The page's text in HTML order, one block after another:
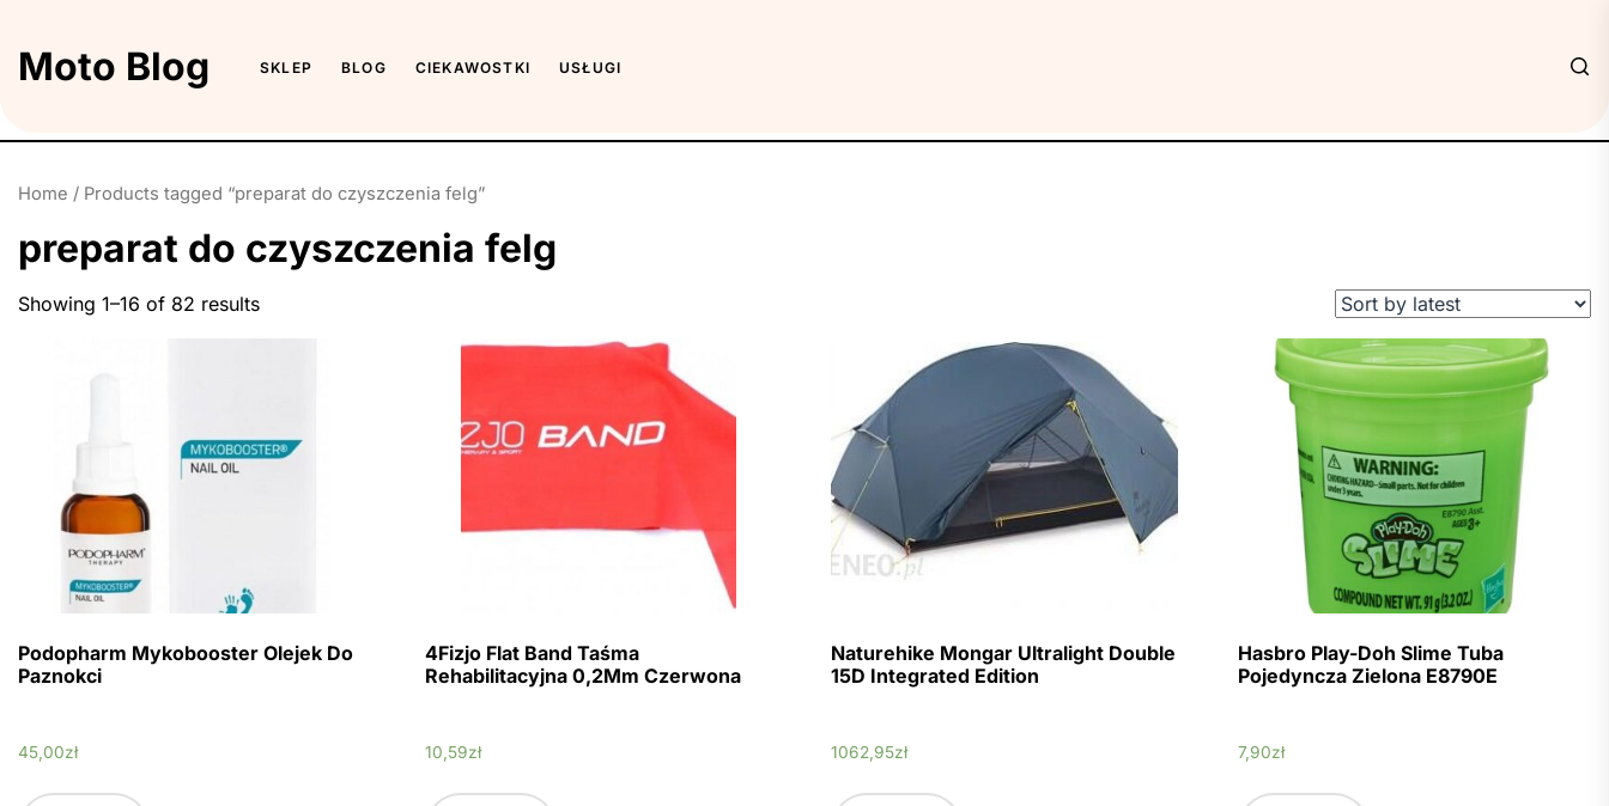
Moto Blog SKLEP BLOG CIEKAWOSTKI USŁUGI
Home / Products tagged “preparat do czyszczenia felg”
preparat do czyszczenia felg
Showing 1–16 of 82 results
Podopharm Mykobooster Olejek Do
Paznokci
45,00zł
4Fizjo Flat Band Taśma
Rehabilitacyjna 0,2Mm Czerwona
10,59zł
Naturehike Mongar Ultralight Double
15D Integrated Edition
1062,95zł
Hasbro Play-Doh Slime Tuba
Pojedyncza Zielona E8790E
7,90zł